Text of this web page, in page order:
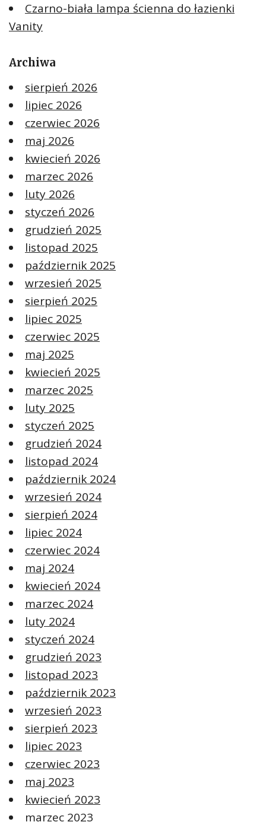
Czarno-biała lampa ścienna do łazienki
Vanity
Archiwa
sierpień 2026
lipiec 2026
czerwiec 2026
maj 2026
kwiecień 2026
marzec 2026
luty 2026
styczeń 2026
grudzień 2025
listopad 2025
październik 2025
wrzesień 2025
sierpień 2025
lipiec 2025
czerwiec 2025
maj 2025
kwiecień 2025
marzec 2025
luty 2025
styczeń 2025
grudzień 2024
listopad 2024
październik 2024
wrzesień 2024
sierpień 2024
lipiec 2024
czerwiec 2024
maj 2024
kwiecień 2024
marzec 2024
luty 2024
styczeń 2024
grudzień 2023
listopad 2023
październik 2023
wrzesień 2023
sierpień 2023
lipiec 2023
czerwiec 2023
maj 2023
kwiecień 2023
marzec 2023